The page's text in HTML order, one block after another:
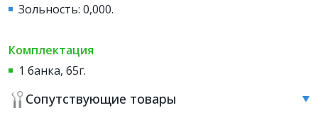
Сопутствующие товары
Зольность: 0,000.
Комплектация
1 банка, 65г.